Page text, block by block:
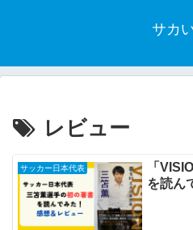
サカ
レビュー
サッカー日本代表
「
を読ん